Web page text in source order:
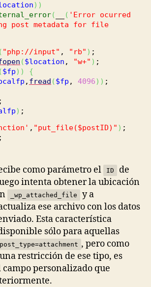
) )
( ( 'Error ocurred
post metadata for file
( "php://input" , "rb" ) ;
($location , "w+" ) ;
($fp) )
{
, fread ($fp , 4096) ) ;
;
) ;
, "put_file($postID)" ) ;
;
como parámetro el ID
de
intenta obtener la ubicación
_wp_attached_file
y a
ese archivo con los datos
Esta característica
sólo para aquellas
post_type=attachment , pero como
restricción de ese tipo, es
personalizado que